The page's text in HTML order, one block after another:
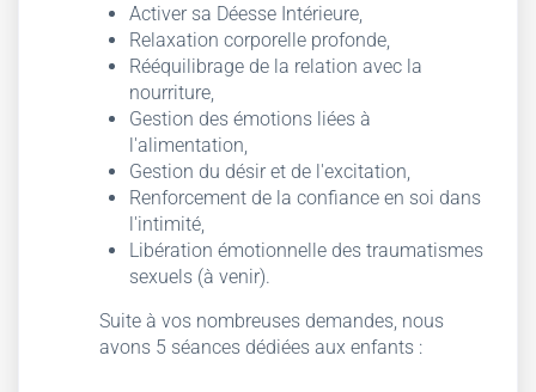
Activer sa Déesse Intérieure,
Relaxation corporelle profonde,
Rééquilibrage de la relation avec la
nourriture,
Gestion des émotions liées à
l'alimentation,
Gestion du désir et de l'excitation,
Renforcement de la confiance en soi dans
l'intimité,
Libération émotionnelle des traumatismes
sexuels (à venir).
Suite à vos nombreuses demandes, nous
avons 5 séances dédiées aux enfants :